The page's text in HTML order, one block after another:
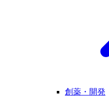
創薬・開発